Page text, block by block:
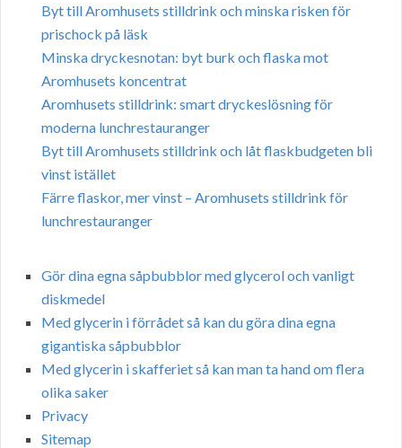
Byt till Aromhusets stilldrink och minska risken för
prischock på läsk
Minska dryckesnotan: byt burk och flaska mot
Aromhusets koncentrat
Aromhusets stilldrink: smart dryckeslösning för
moderna lunchrestauranger
Byt till Aromhusets stilldrink och låt flaskbudgeten bli
vinst istället
Färre flaskor, mer vinst – Aromhusets stilldrink för
lunchrestauranger
Gör dina egna såpbubblor med glycerol och vanligt
diskmedel
Med glycerin i förrådet så kan du göra dina egna
gigantiska såpbubblor
Med glycerin i skafferiet så kan man ta hand om flera
olika saker
Privacy
Sitemap